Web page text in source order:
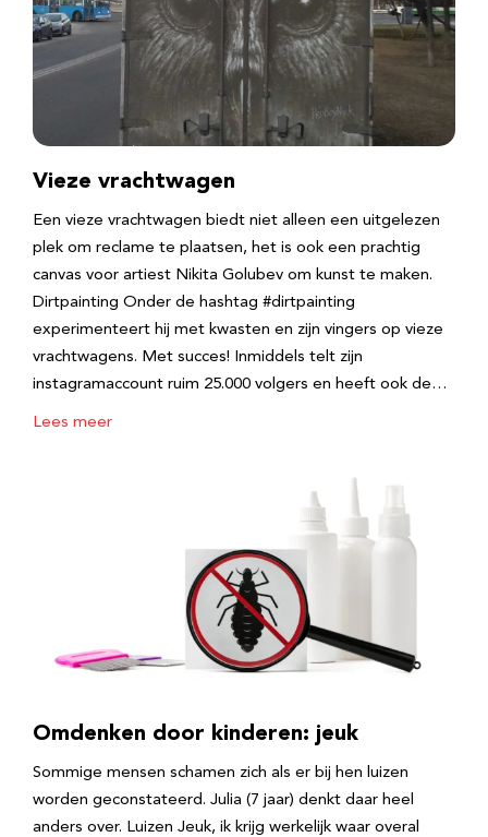
Vieze vrachtwagen
Een vieze vrachtwagen biedt niet alleen een uitgelezen
plek om reclame te plaatsen, het is ook een prachtig
canvas voor artiest Nikita Golubev om kunst te maken.
Dirtpainting Onder de hashtag #dirtpainting
experimenteert hij met kwasten en zijn vingers op vieze
vrachtwagens. Met succes! Inmiddels telt zijn
instagramaccount ruim 25.000 volgers en heeft ook de…
Lees meer
Omdenken door kinderen: jeuk
Sommige mensen schamen zich als er bij hen luizen
worden geconstateerd. Julia (7 jaar) denkt daar heel
anders over. Luizen Jeuk, ik krijg werkelijk waar overal